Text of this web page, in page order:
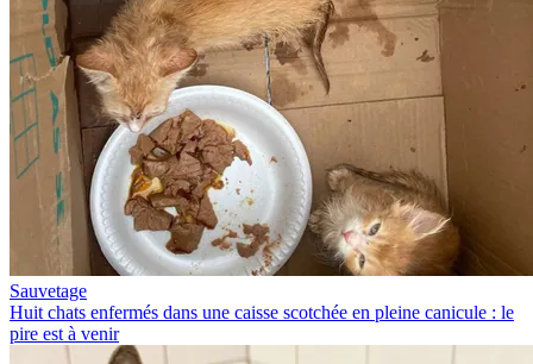
Sauvetage
Huit chats enfermés dans une caisse scotchée en pleine canicule : le
pire est à venir